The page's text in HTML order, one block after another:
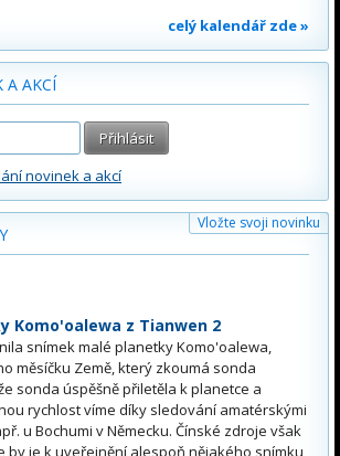
celý kalendář zde »
A AKCÍ
novinek a akcí
Vložte svoji novinku
Komo'oalewa z Tianwen 2
snímek malé planetky Komo'oalewa,
měsíčku Země, který zkoumá sonda
sonda úspěšně přiletěla k planetce a
rychlost víme díky sledování amatérskými
u Bochumi v Německu. Čínské zdroje však
by je k uveřejnění alespoň nějakého snímku